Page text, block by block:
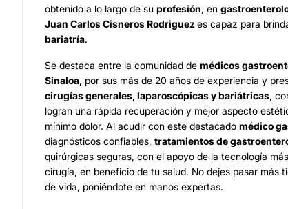
obtenido a lo largo de su profesión, en
Juan Carlos Cisneros Rodriguez es capaz para
bariatría.
Se destaca entre la comunidad de médicos
Sinaloa, por sus más de 20 años de experiencia y
cirugías generales, laparoscópicas y bariátricas,
logran una rápida recuperación y mejor aspecto
mínimo dolor. Al acudir con este destacado médico
diagnósticos confiables, tratamientos de
quirúrgicas seguras, con el apoyo de la tecnología
cirugía, en beneficio de tu salud. No dejes pasar más
de vida, poniéndote en manos expertas.